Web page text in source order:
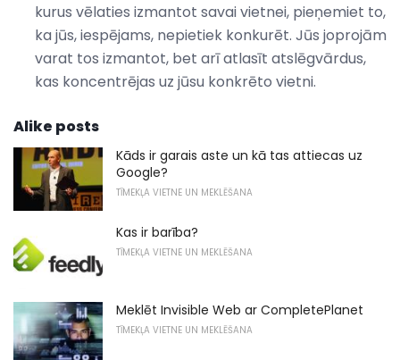
kurus vēlaties izmantot savai vietnei, pieņemiet to,
ka jūs, iespējams, nepietiek konkurēt. Jūs joprojām
varat tos izmantot, bet arī atlasīt atslēgvārdus,
kas koncentrējas uz jūsu konkrēto vietni.
Alike posts
Kāds ir garais aste un kā tas attiecas uz
Google?
TĪMEKĻA VIETNE UN MEKLĒŠANA
Kas ir barība?
TĪMEKĻA VIETNE UN MEKLĒŠANA
Meklēt Invisible Web ar CompletePlanet
TĪMEKĻA VIETNE UN MEKLĒŠANA